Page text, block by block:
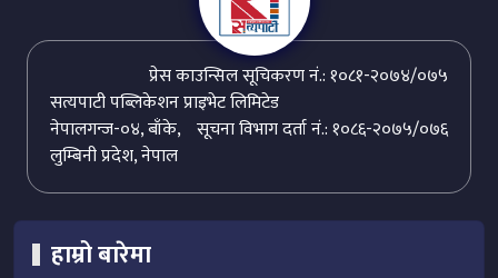
प्रेस काउन्सिल सूचिकरण नं.: १०८१-२०७४/०७५
सत्यपाटी पब्लिकेशन प्राइभेट लिमिटेड
सूचना विभाग दर्ता नं.: १०८६-२०७५/०७६
नेपालगन्ज-०४, बाँके,
लुम्बिनी प्रदेश, नेपाल
हाम्रो बारेमा